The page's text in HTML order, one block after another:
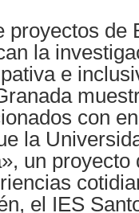
proyectos de
la
e
con
la
un proyecto
el IES